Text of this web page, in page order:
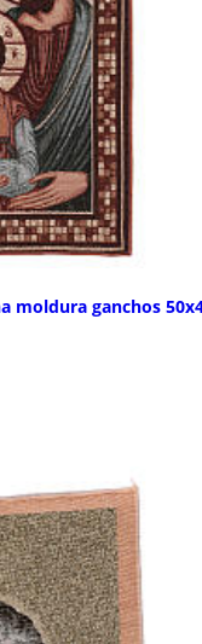
moldura ganchos